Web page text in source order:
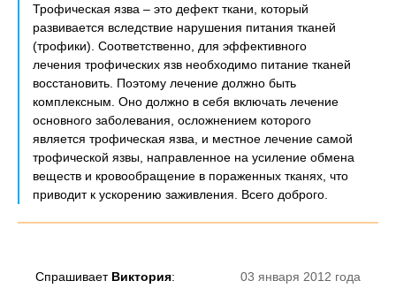
Трофическая язва – это дефект ткани, который
развивается вследствие нарушения питания тканей
(трофики). Соответственно, для эффективного
лечения трофических язв необходимо питание тканей
восстановить. Поэтому лечение должно быть
комплексным. Оно должно в себя включать лечение
основного заболевания, осложнением которого
является трофическая язва, и местное лечение самой
трофической язвы, направленное на усиление обмена
веществ и кровообращение в пораженных тканях, что
приводит к ускорению заживления. Всего доброго.
03 января 2012 года
Спрашивает Виктория: